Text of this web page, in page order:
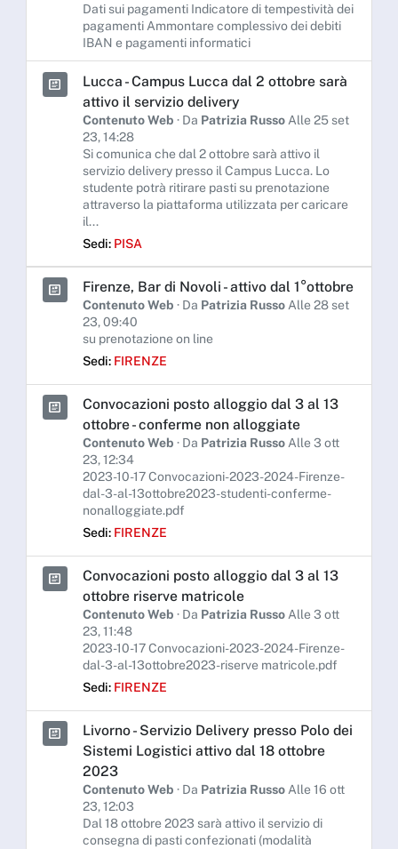
Dati sui pagamenti Indicatore di tempestività dei
pagamenti Ammontare complessivo dei debiti
IBAN e pagamenti informatici
Lucca - Campus Lucca dal 2 ottobre sarà
attivo il servizio delivery
Contenuto Web · Da Patrizia Russo Alle 25 set
23, 14:28
Si comunica che dal 2 ottobre sarà attivo il
servizio delivery presso il Campus Lucca. Lo
studente potrà ritirare pasti su prenotazione
attraverso la piattaforma utilizzata per caricare
il...
Sedi: PISA
Firenze, Bar di Novoli - attivo dal 1°ottobre
Contenuto Web · Da Patrizia Russo Alle 28 set
23, 09:40
su prenotazione on line
Sedi: FIRENZE
Convocazioni posto alloggio dal 3 al 13
ottobre - conferme non alloggiate
Contenuto Web · Da Patrizia Russo Alle 3 ott
23, 12:34
2023-10-17 Convocazioni-2023-2024-Firenze-
dal-3-al-13ottobre2023-studenti-conferme-
nonalloggiate.pdf
Sedi: FIRENZE
Convocazioni posto alloggio dal 3 al 13
ottobre riserve matricole
Contenuto Web · Da Patrizia RussoAlle 3 ott
23, 11:48
2023-10-17 Convocazioni-2023-2024-Firenze-
dal-3-al-13ottobre2023-riserve matricole.pdf
Sedi: FIRENZE
Livorno - Servizio Delivery presso Polo dei
Sistemi Logistici attivo dal 18 ottobre
2023
Contenuto Web · Da Patrizia RussoAlle 16 ott
23, 12:03
Dal 18 ottobre 2023 sarà attivo il servizio di
consegna di pasti confezionati (modalità